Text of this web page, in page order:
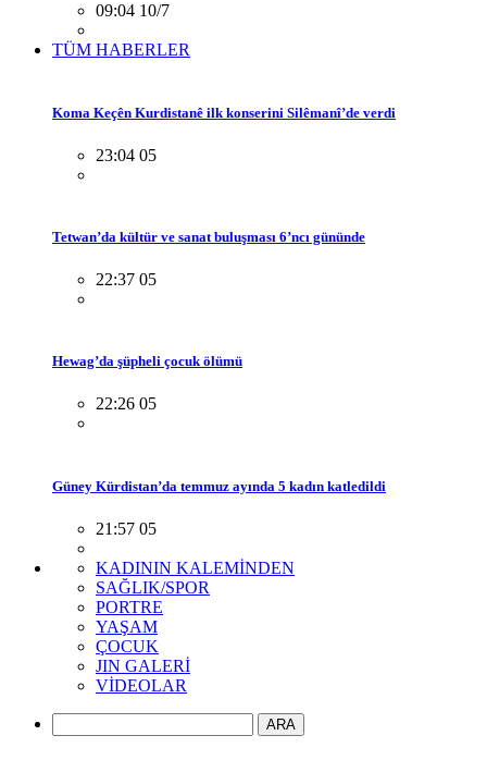
09:04 10/7
TÜM HABERLER
Koma Keçên Kurdistanê ilk konserini Silêmanî’de verdi
23:04 05
Tetwan’da kültür ve sanat buluşması 6’ncı gününde
22:37 05
Hewag’da şüpheli çocuk ölümü
22:26 05
Güney Kürdistan’da temmuz ayında 5 kadın katledildi
21:57 05
KADININ KALEMİNDEN
SAĞLIK/SPOR
PORTRE
YAŞAM
ÇOCUK
JIN GALERİ
VİDEOLAR
ARA